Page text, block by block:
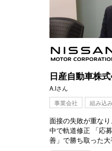
日産自動車株
A.Iさん
事業会社
組み込
面接の失敗が重な
中で軌道修正 「応
善」で勝ち取った